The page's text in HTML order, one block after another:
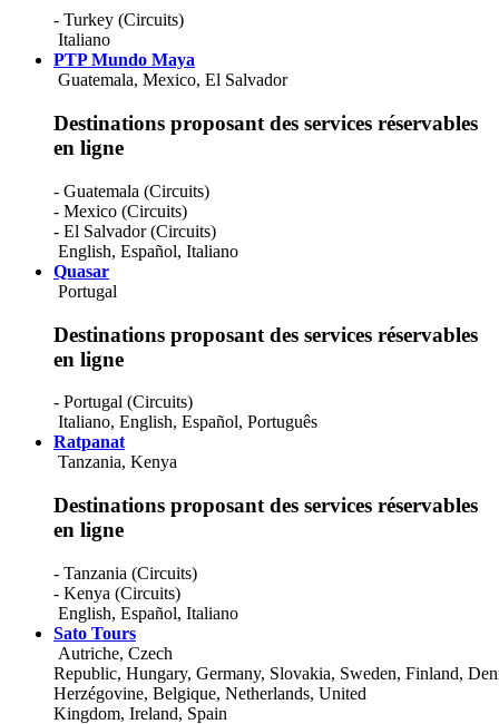
- Turkey (Circuits)
Italiano
PTP Mundo Maya
Guatemala, Mexico, El Salvador
Destinations proposant des services réservables
en ligne
- Guatemala (Circuits)
- Mexico (Circuits)
- El Salvador (Circuits)
English, Español, Italiano
Quasar
Portugal
Destinations proposant des services réservables
en ligne
- Portugal (Circuits)
Italiano, English, Español, Português
Ratpanat
Tanzania, Kenya
Destinations proposant des services réservables
en ligne
- Tanzania (Circuits)
- Kenya (Circuits)
English, Español, Italiano
Sato Tours
Autriche, Czech
Republic, Hungary, Germany, Slovakia, Sweden, Finland,
Herzégovine, Belgique, Netherlands, United
Kingdom, Ireland, Spain